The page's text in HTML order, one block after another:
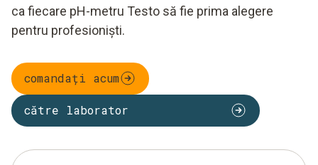
ca fiecare pH-metru Testo să fie prima alegere
pentru profesioniști.
comandați acum
către laborator